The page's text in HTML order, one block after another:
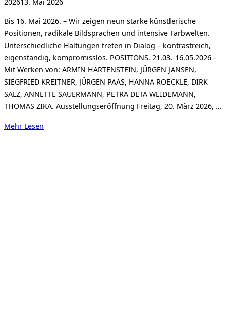
Bis 16. Mai 2026. – Wir zeigen neun starke künstlerische
Positionen, radikale Bildsprachen und intensive Farbwelten.
Unterschiedliche Haltungen treten in Dialog – kontrastreich,
eigenständig, kompromisslos. POSITIONS. 21.03.-16.05.2026 –
Mit Werken von: ARMIN HARTENSTEIN, JÜRGEN JANSEN,
SIEGFRIED KREITNER, JÜRGEN PAAS, HANNA ROECKLE, DIRK
SALZ, ANNETTE SAUERMANN, PETRA DETA WEIDEMANN,
THOMAS ZIKA. Ausstellungseröffnung Freitag, 20. März 2026, …
Mehr über
Lesen